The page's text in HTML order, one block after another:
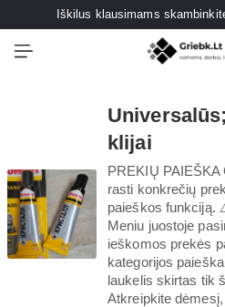
Iškilus klausimams
klijai
PREKIŲ
rasti konkrečių
paieškos funkciją.
Meniu juostoje
ieškomos prekės
kategorijos
laukelis skirtas tik
Atkreipkite